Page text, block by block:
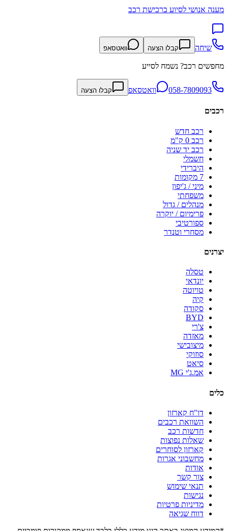
מענה אנושי לסיוע ברכישת רכב
שיחה קבלו הצעה וואטסאפ
מחפשים רכב? נשמח לסייע
058-7809093 וואטסאפ קבלו הצעה
רכבים
רכב חדש
רכב 0 ק"מ
רכב יד שניה
חשמלי
היברידי
7 מקומות
מיני / ג'יפון
משפחתי
מנהלים / גדול
פרימיום / יוקרה
ספורטיבי
מסחרי וטנדר
יצרנים
טסלה
יונדאי
טויוטה
קיה
סקודה
BYD
צ'רי
מאזדה
מיצובישי
סוזוקי
סיאט
אמ.ג'י MG
כלים
דו"ח קארזון
השוואת רכבים
חדשות רכב
שאלות נפוצות
קארזון לסוחרים
מחשבוני אגרות
אודות
צור קשר
תנאי שימוש
נגישות
מדיניות פרטיות
דווח שגיאה